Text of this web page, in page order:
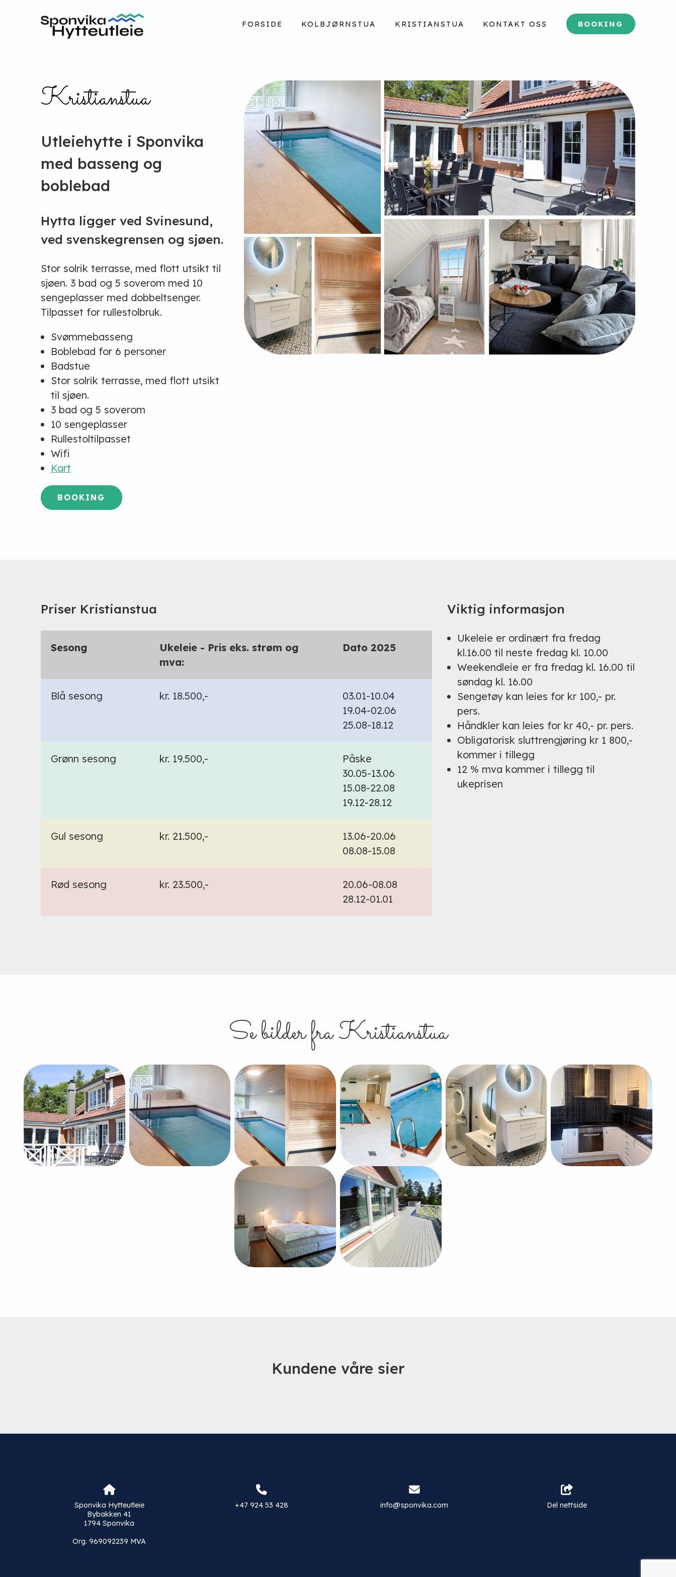
FORSIDE KOLBJØRNSTUA KRISTIANSTUA KONTAKT OSS BOOKING
Kristianstua
Utleiehytte i Sponvika
med basseng og
boblebad
Hytta ligger ved Svinesund,
ved svenskegrensen og sjøen.
Stor solrik terrasse, med flott utsikt til
sjøen. 3 bad og 5 soverom med 10
sengeplasser med dobbeltsenger.
Tilpasset for rullestolbruk.
Svømmebasseng
Boblebad for 6 personer
Badstue
Stor solrik terrasse, med flott utsikt
til sjøen.
3 bad og 5 soverom
10 sengeplasser
Rullestoltilpasset
Wifi
Kart
BOOKING
Priser Kristianstua
Sesong
Ukeleie - Pris eks. strøm og
mva:
Dato 2025
Blå sesong kr. 18.500,-
03.01-10.04
19.04-02.06
25.08-18.12
Grønn sesong kr. 19.500,-
Påske
30.05-13.06
15.08-22.08
19.12-28.12
Gul sesong kr. 21.500,-
13.06-20.06
08.08-15.08
Rød sesong kr. 23.500,-
20.06-08.08
28.12-01.01
Viktig informasjon
Ukeleie er ordinært fra fredag
kl.16.00 til neste fredag kl. 10.00
Weekendleie er fra fredag kl. 16.00 til
søndag kl. 16.00
Sengetøy kan leies for kr 100,- pr.
pers.
Håndkler kan leies for kr 40,- pr. pers.
Obligatorisk sluttrengjøring kr 1 800,-
kommer i tillegg
12 % mva kommer i tillegg til
ukeprisen
Se bilder fra Kristianstua
Kundene våre sier
Sponvika Hytteutleie
Bybakken 41
1794 Sponvika
Org. 969092239 MVA
+47 924 53 428 info@sponvika.com Del nettside